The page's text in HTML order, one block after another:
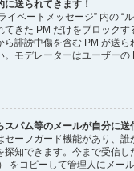
送られてきます！
ベートメッセージ” 内の “ル
きた PM だけをブロックす
ら誹謗中傷を含む PM が送ら
。モデレーターはユーザーの
パム等のメールが自分に送
セーフガード機能があり、誰
探知できます。今まで受信
をコピーして管理人にメー